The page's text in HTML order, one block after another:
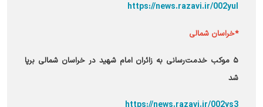
https://news.razavi.ir/002yuI
*خراسان شمالی
۵ موکب خدمت‌رسانی به زائران امام شهید در خراسان شمالی برپا
شد